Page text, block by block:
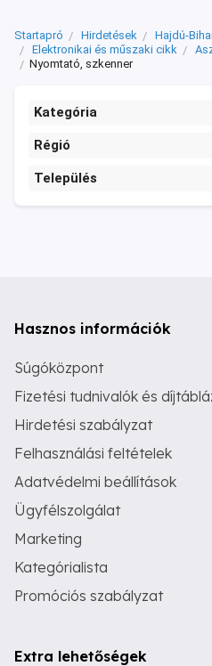
Startapró Hirdetések Hajdú-
Elektronikai és műszaki cikk
Nyomtató, szkenner
Kategória
Régió
Település
Hasznos információk
Súgóközpont
Fizetési tudnivalók és
Hirdetési szabályzat
Felhasználási feltételek
Adatvédelmi beállítások
Ügyfélszolgálat
Marketing
Kategórialista
Promóciós szabályzat
Extra lehetőségek